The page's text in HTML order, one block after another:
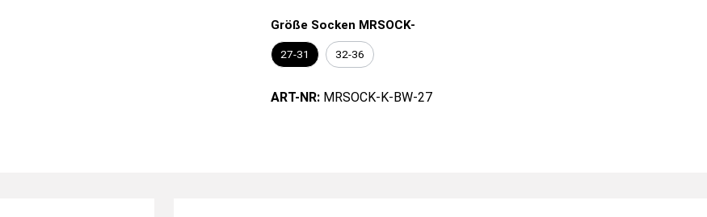
Größe Socken MRSOCK-
27-31 32-36
ART-NR: MRSOCK-K-BW-27